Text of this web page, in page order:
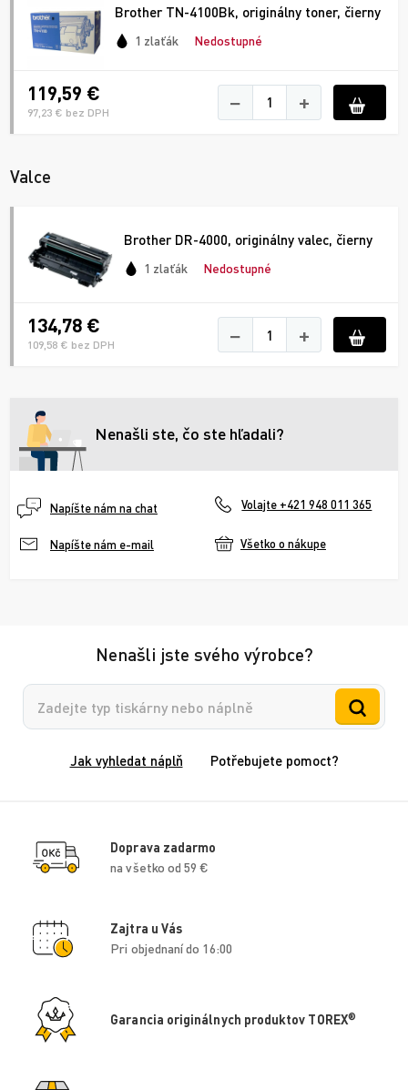
Brother TN-4100Bk, originálny toner, čierny
1 zlaťák Nedostupné
119,59 €
97,23 € bez DPH − +
Valce
Brother DR-4000, originálny valec, čierny
1 zlaťák Nedostupné
134,78 €
109,58 € bez DPH − +
Nenašli ste, čo ste hľadali?
Napíšte nám na chat Volajte +421 948 011 365
Napíšte nám e-mail Všetko o nákupe
Nenašli jste svého výrobce?
Vyhledávání
Jak vyhledat náplň Potřebujete pomoct?
Doprava zadarmo
na všetko od 59 €
Zajtra u Vás
Pri objednaní do 16:00
Garancia originálnych produktov TOREX®